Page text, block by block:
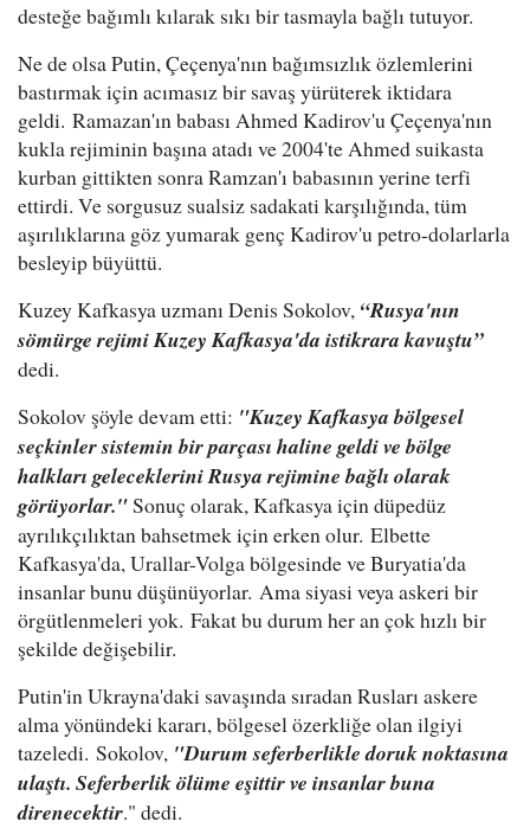
desteğe bağımlı kılarak sıkı bir tasmayla bağlı tutuyor.
Ne de olsa Putin, Çeçenya'nın bağımsızlık özlemlerini
bastırmak için acımasız bir savaş yürüterek iktidara
geldi. Ramazan'ın babası Ahmed Kadirov'u Çeçenya'nın
kukla rejiminin başına atadı ve 2004'te Ahmed suikasta
kurban gittikten sonra Ramzan'ı babasının yerine terfi
ettirdi. Ve sorgusuz sualsiz sadakati karşılığında, tüm
aşırılıklarına göz yumarak genç Kadirov'u petro-dolarlarla
besleyip büyüttü.
Kuzey Kafkasya uzmanı Denis Sokolov, “Rusya'nın
sömürge rejimi Kuzey Kafkasya'da istikrara kavuştu”
dedi.
Sokolov şöyle devam etti: "Kuzey Kafkasya bölgesel
seçkinler sistemin bir parçası haline geldi ve bölge
halkları geleceklerini Rusya rejimine bağlı olarak
görüyorlar."Sonuç olarak, Kafkasya için düpedüz
ayrılıkçılıktan bahsetmek için erken olur. Elbette
Kafkasya'da, Urallar-Volga bölgesinde ve Buryatia'da
insanlar bunu düşünüyorlar. Ama siyasi veya askeri bir
örgütlenmeleri yok. Fakat bu durum her an çok hızlı bir
şekilde değişebilir.
Putin'in Ukrayna'daki savaşında sıradan Rusları askere
alma yönündeki kararı, bölgesel özerkliğe olan ilgiyi
tazeledi. Sokolov, "Durum seferberlikle doruk noktasına
ulaştı. Seferberlik ölüme eşittir ve insanlar buna
direnecektir." dedi.